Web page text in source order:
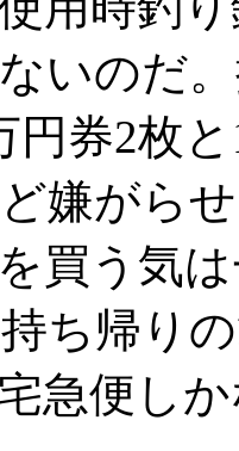
いのだ
円券2枚
嫌がら
買う気
ち帰り
急便し